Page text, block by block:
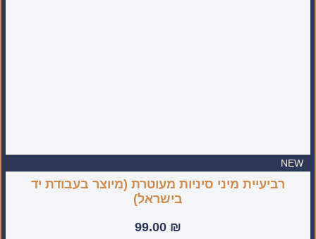
NEW
רביעיית מיני סיניות מעוטרת (מיוצר בעבודת יד
בישראל)
99.00 ₪